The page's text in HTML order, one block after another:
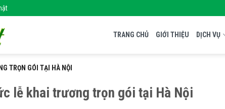
TRANG CHỦ GIỚI THIỆU DỊCH VỤ
TRỌN GÓI TẠI HÀ NỘI
lễ khai trương trọn gói tại Hà Nội